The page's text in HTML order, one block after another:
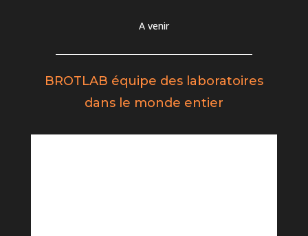
A venir
BROTLAB équipe des laboratoires
dans le monde entier